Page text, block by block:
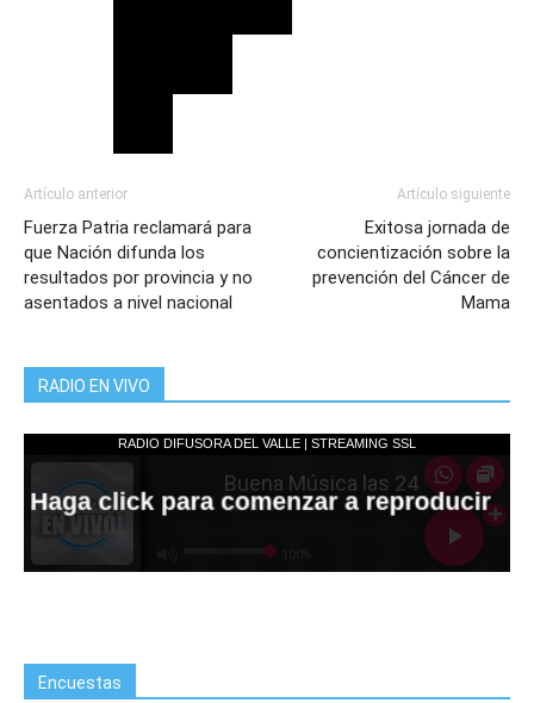
Artículo anterior
Fuerza Patria reclamará para
que Nación difunda los
resultados por provincia y no
asentados a nivel nacional
Artículo siguiente
Exitosa jornada de
concientización sobre la
prevención del Cáncer de
Mama
RADIO EN VIVO
Encuestas